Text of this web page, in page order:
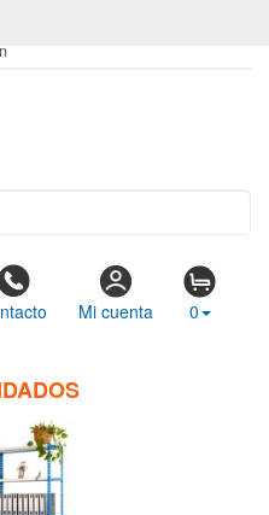
Mi cuenta 0